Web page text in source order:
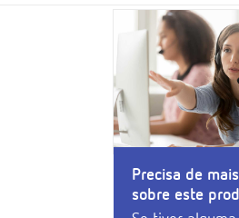
Precisa de
sobre este